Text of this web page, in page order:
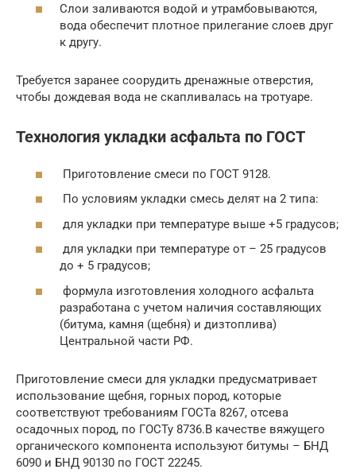
Слои заливаются водой и утрамбовываются,
вода обеспечит плотное прилегание слоев друг
к другу.
Требуется заранее соорудить дренажные отверстия,
чтобы дождевая вода не скапливалась на тротуаре.
Технология укладки асфальта по ГОСТ
Приготовление смеси по ГОСТ 9128.
По условиям укладки смесь делят на 2 типа:
для укладки при температуре выше +5 градусов;
для укладки при температуре от – 25 градусов
до + 5 градусов;
формула изготовления холодного асфальта
разработана с учетом наличия составляющих
(битума, камня (щебня) и дизтоплива)
Центральной части РФ.
Приготовление смеси для укладки предусматривает
использование щебня, горных пород, которые
соответствуют требованиям ГОСТа 8267, отсева
осадочных пород, по ГОСТу 8736.В качестве вяжущего
органического компонента используют битумы – БНД
6090 и БНД 90130 по ГОСТ 22245.